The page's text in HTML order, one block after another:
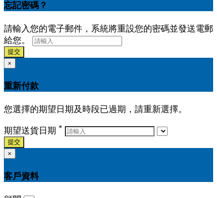
忘記密碼？
請輸入您的電子郵件，系統將重設您的密碼並發送電郵
給您。
提交
×
重新付款
您選擇的期望日期及時段已過期，請重新選擇。
期望送貨日期 *
提交
×
客戶資料